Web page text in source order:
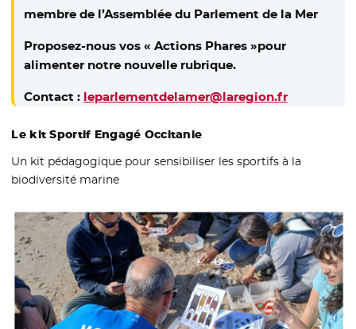
membre de l’Assemblée du Parlement de la Mer
Proposez-nous vos « Actions Phares »pour
alimenter notre nouvelle rubrique.
Contact : leparlementdelamer@laregion.fr
Le kit Sportif Engagé Occitanie
Un kit pédagogique pour sensibiliser les sportifs à la
biodiversité marine